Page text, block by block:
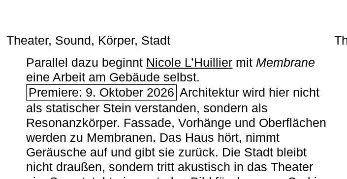
Theater, Sound, Körper, Stadt
Parallel dazu beginnt Nicole L’Huillier mit ­ Membrane
eine Arbeit am Gebäude selbst.
Premiere: 9. Oktober 2026 Architektur wird hier nicht
als statischer Stein verstanden, sondern als
Resonanzkörper. Fassade, Vorhänge und Oberflächen
werden zu Membranen. Das Haus hört, nimmt
Geräusche auf und gibt sie zurück. Die Stadt bleibt
nicht draußen, sondern tritt akustisch in das Theater